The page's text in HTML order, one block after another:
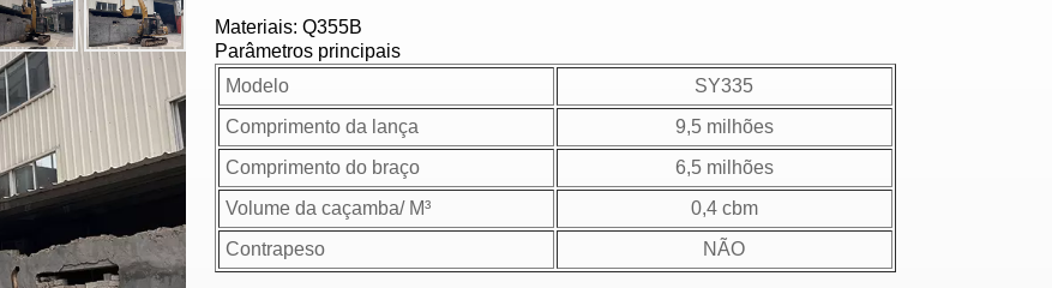
Materiais: Q355B
Parâmetros principais
Modelo
SY335
Comprimento da lança
9,5 milhões
Comprimento do braço
6,5 milhões
Volume da caçamba/ M³
0,4 cbm
Contrapeso
NÃO